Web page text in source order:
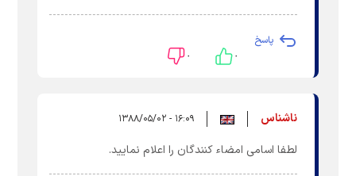
پاسخ
۰ ۰
ناشناس ۱۶:۰۹ - ۱۳۸۸/۰۵/۰۲
لطفا اسامی امضاء کنندگان را اعلام نمایید.